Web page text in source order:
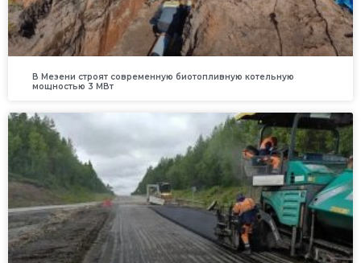
В Мезени строят современную биотопливную котельную
мощностью 3 МВт